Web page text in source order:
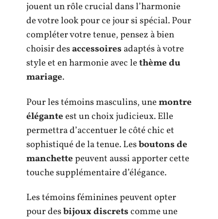
jouent un rôle crucial dans l’harmonie
de votre look pour ce jour si spécial. Pour
compléter votre tenue, pensez à bien
choisir desaccessoires adaptés à votre
style et en harmonie avec lethème du
mariage.
Pour les témoins masculins, unemontre
éléganteest un choix judicieux. Elle
permettra d’accentuer le côté chic et
sophistiqué de la tenue. Lesboutons de
manchettepeuvent aussi apporter cette
touche supplémentaire d’élégance.
Les témoins féminines peuvent opter
pour desbijoux discretscomme une